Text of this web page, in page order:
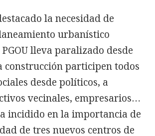
la necesidad de
urbanístico
lleva paralizado desde
construcción participen todos
desde políticos, a
vecinales, empresarios…
incidido en la importancia de
de tres nuevos centros de